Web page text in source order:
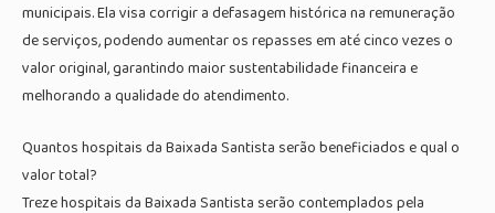
municipais. Ela visa corrigir a defasagem histórica na remuneração
de serviços, podendo aumentar os repasses em até cinco vezes o
valor original, garantindo maior sustentabilidade financeira e
melhorando a qualidade do atendimento.
Quantos hospitais da Baixada Santista serão beneficiados e qual o
valor total?
Treze hospitais da Baixada Santista serão contemplados pela